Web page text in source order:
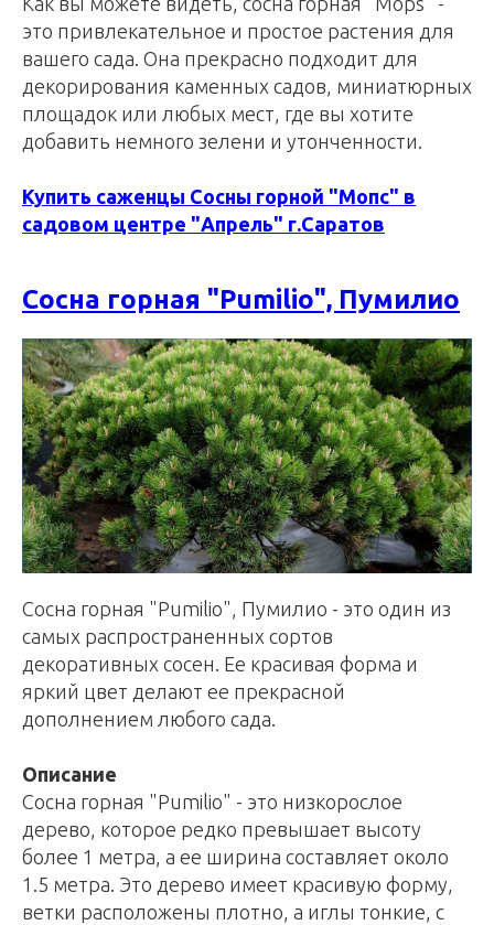
это привлекательное и простое растения для
вашего сада. Она прекрасно подходит для
декорирования каменных садов, миниатюрных
площадок или любых мест, где вы хотите
добавить немного зелени и утонченности.
Купить саженцы Сосны горной "Мопс" в
садовом центре "Апрель" г.Саратов
Сосна горная "Pumilio", Пумилио
Сосна горная "Pumilio", Пумилио - это один из
самых распространенных сортов
декоративных сосен. Ее красивая форма и
яркий цвет делают ее прекрасной
дополнением любого сада.
Описание
Сосна горная "Pumilio" - это низкорослое
дерево, которое редко превышает высоту
более 1 метра, а ее ширина составляет около
1.5 метра. Это дерево имеет красивую форму,
ветки расположены плотно, а иглы тонкие, с